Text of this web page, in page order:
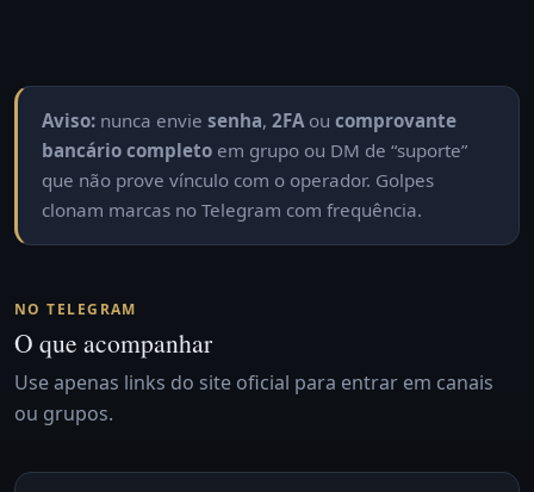
Aviso: nunca envie senha, 2FAou comprovante
bancário completo em grupo ou DM de “suporte”
que não prove vínculo com o operador. Golpes
clonam marcas no Telegram com frequência.
NO TELEGRAM
O que acompanhar
Use apenas links do site oficial para entrar em canais
ou grupos.